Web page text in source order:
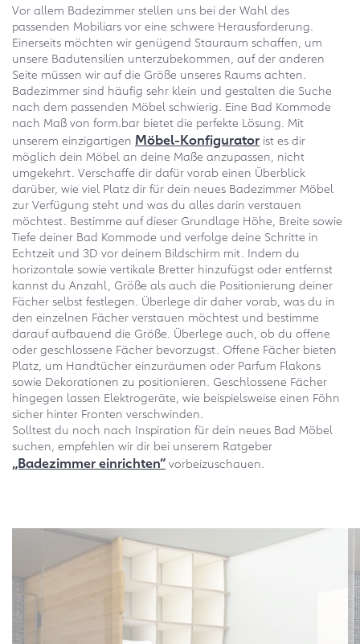
Vor allem Badezimmer stellen uns bei der Wahl des
passenden Mobiliars vor eine schwere Herausforderung.
Einerseits möchten wir genügend Stauraum schaffen, um
unsere Badutensilien unterzubekommen, auf der anderen
Seite müssen wir auf die Größe unseres Raums achten.
Badezimmer sind häufig sehr klein und gestalten die Suche
nach dem passenden Möbel schwierig. Eine Bad Kommode
nach Maß von form.bar bietet die perfekte Lösung. Mit
unserem einzigartigen Möbel-Konfigurator ist es dir
möglich dein Möbel an deine Maße anzupassen, nicht
umgekehrt. Verschaffe dir dafür vorab einen Überblick
darüber, wie viel Platz dir für dein neues Badezimmer Möbel
zur Verfügung steht und was du alles darin verstauen
möchtest. Bestimme auf dieser Grundlage Höhe, Breite sowie
Tiefe deiner Bad Kommode und verfolge deine Schritte in
Echtzeit und 3D vor deinem Bildschirm mit. Indem du
horizontale sowie vertikale Bretter hinzufügst oder entfernst
kannst du Anzahl, Größe als auch die Positionierung deiner
Fächer selbst festlegen. Überlege dir daher vorab, was du in
den einzelnen Fächer verstauen möchtest und bestimme
darauf aufbauend die Größe. Überlege auch, ob du offene
oder geschlossene Fächer bevorzugst. Offene Fächer bieten
Platz, um Handtücher einzuräumen oder Parfum Flakons
sowie Dekorationen zu positionieren. Geschlossene Fächer
hingegen lassen Elektrogeräte, wie beispielsweise einen Föhn
sicher hinter Fronten verschwinden.
Solltest du noch nach Inspiration für dein neues Bad Möbel
suchen, empfehlen wir dir bei unserem Ratgeber
„Badezimmer einrichten“ vorbeizuschauen.